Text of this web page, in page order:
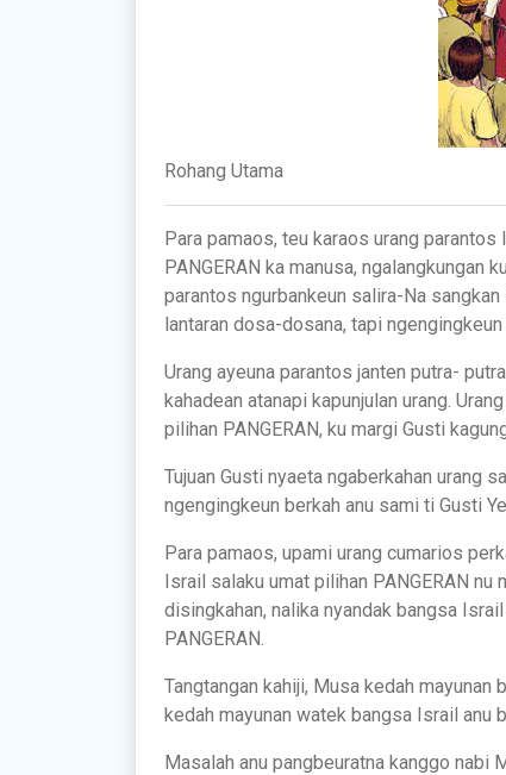
Rohang Utama
Para pamaos, teu karaos urang
PANGERAN ka manusa, ngalangkungan
parantos ngurbankeun salira-Na
lantaran dosa-dosana, tapi
Urang ayeuna parantos janten putra-
kahadean atanapi kapunjulan urang.
pilihan PANGERAN, ku margi Gusti
Tujuan Gusti nyaeta ngaberkahan urang
ngengingkeun berkah anu sami ti Gusti
Para pamaos, upami urang cumarios
Israil salaku umat pilihan PANGERAN nu
disingkahan, nalika nyandak bangsa
PANGERAN.
Tangtangan kahiji, Musa kedah
kedah mayunan watek bangsa Israil anu
Masalah anu pangbeuratna kanggo nabi